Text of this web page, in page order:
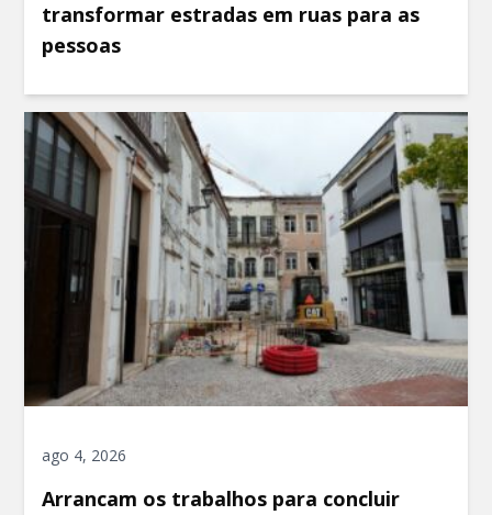
transformar estradas em ruas para as
pessoas
ago 4, 2026
Arrancam os trabalhos para concluir